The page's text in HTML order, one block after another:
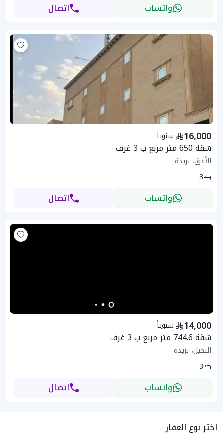
واتساب اتصال
سنوياً 16,000
شقة 650 متر مربع ب 3 غرف
الأفق، بريدة
3
واتساب اتصال
سنوياً 14,000
شقة 744.6 متر مربع ب 3 غرف
النخيل، بريدة
3
واتساب اتصال
اختر نوع العقار